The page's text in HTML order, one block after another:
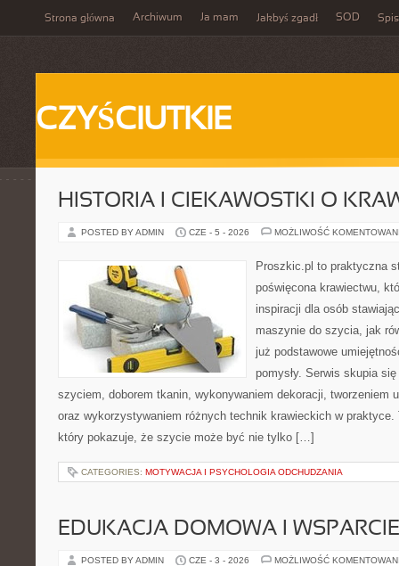
Strona główna Archiwum Ja mam Jakbyś zgadł SOD
CZYŚCIUTKIE
HISTORIA I CIEKAWOSTKI O
POSTED BY ADMIN CZE - 5 - 2026 MOŻLIWOŚĆ
Proszkic.pl to praktyczna
poświęcona krawiectwu,
inspiracji dla osób
maszynie do szycia, jak
już podstawowe
pomysły. Serwis skupia
szyciem, doborem tkanin, wykonywaniem dekoracji, tworzeniem
oraz wykorzystywaniem różnych technik krawieckich w praktyce.
który pokazuje, że szycie może być nie tylko […]
CATEGORIES: MOTYWACJA I PSYCHOLOGIA ODCHUDZANIA
EDUKACJA DOMOWA I
POSTED BY ADMIN CZE - 3 - 2026 MOŻLIWOŚĆ